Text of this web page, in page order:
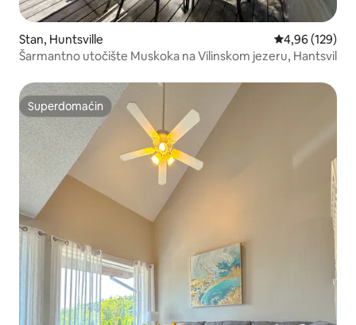
Stan, Huntsville Prosečna
4,96 (129)
Šarmantno utočište Muskoka na Vilinskom jezeru, Hantsvil
Superdomaćin
Superdomaćin